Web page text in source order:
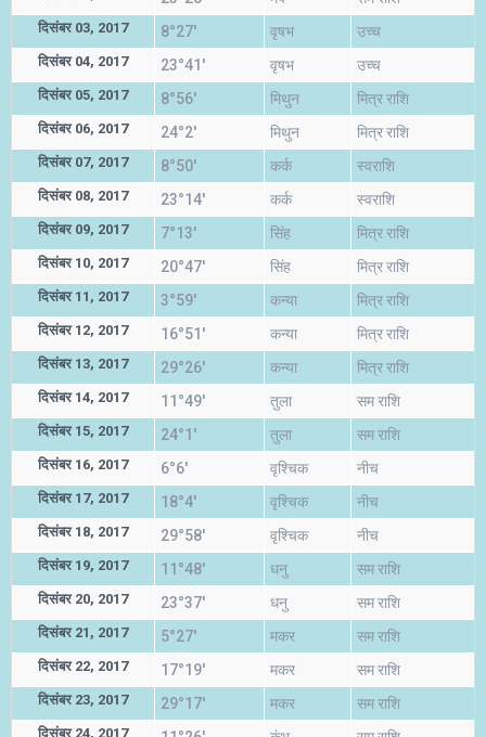
दिसंबर 03, 2017 8°27' वृषभ उच्च
दिसंबर 04, 2017 23°41' वृषभ उच्च
दिसंबर 05, 2017 8°56' मिथुन मित्र राशि
दिसंबर 06, 2017 24°2' मिथुन मित्र राशि
दिसंबर 07, 2017 8°50' कर्क स्वराशि
दिसंबर 08, 2017 23°14' कर्क स्वराशि
दिसंबर 09, 2017 7°13' सिंह मित्र राशि
दिसंबर 10, 2017 20°47' सिंह मित्र राशि
दिसंबर 11, 2017 3°59' कन्या मित्र राशि
दिसंबर 12, 2017 16°51' कन्या मित्र राशि
दिसंबर 13, 2017 29°26' कन्या मित्र राशि
दिसंबर 14, 2017 11°49' तुला सम राशि
दिसंबर 15, 2017 24°1' तुला सम राशि
दिसंबर 16, 2017 6°6' वृश्चिक नीच
दिसंबर 17, 2017 18°4' वृश्चिक नीच
दिसंबर 18, 2017 29°58' वृश्चिक नीच
दिसंबर 19, 2017 11°48' धनु सम राशि
दिसंबर 20, 2017 23°37' धनु सम राशि
दिसंबर 21, 2017 5°27' मकर सम राशि
दिसंबर 22, 2017 17°19' मकर सम राशि
दिसंबर 23, 2017 29°17' मकर सम राशि
दिसंबर 24, 2017